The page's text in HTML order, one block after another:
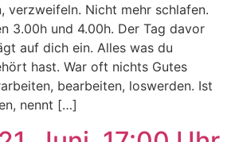
verzweifeln. Nicht mehr schlafen.
3.00h und 4.00h. Der Tag davor
auf dich ein. Alles was du
hast. War oft nichts Gutes
bearbeiten, loswerden. Ist
nennt […]